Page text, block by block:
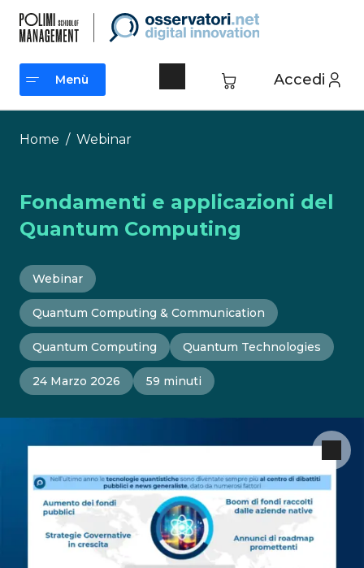
contenuto
Accedi
Menù
Menù
Home / Webinar
Fondamenti e applicazioni del
Quantum Computing
Webinar
Quantum Computing & Communication
Quantum Computing Quantum Technologies
24 Marzo 2026 59 minuti